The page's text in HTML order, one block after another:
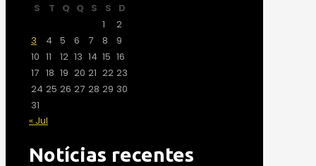
S
T Q Q S S
D
1
2
3
4 5 6 7 8
9
10 11 12 13 14 15 16
17 18 19 20 21 22 23
24 25 26 27 28 29 30
31
« Jul
Notícias recentes